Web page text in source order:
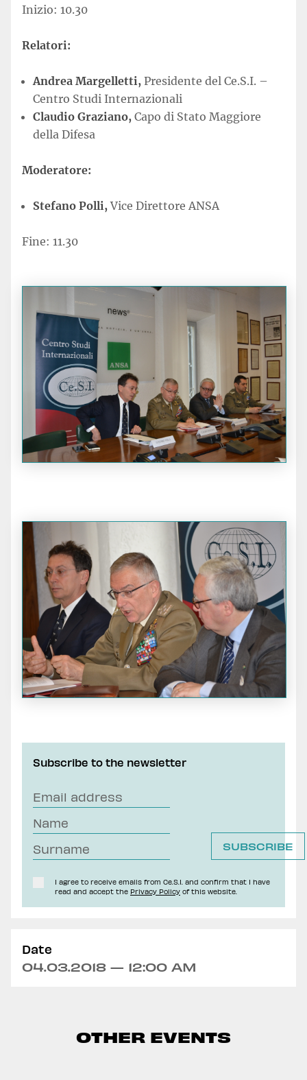
Inizio: 10.30
Relatori:
Andrea Margelletti, Presidente del Ce.S.I. –
Centro Studi Internazionali
Claudio Graziano, Capo di Stato Maggiore
della Difesa
Moderatore:
Stefano Polli,Vice Direttore ANSA
Fine: 11.30
Subscribe to the newsletter
I agree to receive emails from Ce.S.I. and confirm that I have
read and accept the Privacy Policy of this website.
Date
04.03.2018 — 12:00 AM
OTHER EVENTS